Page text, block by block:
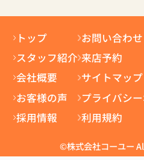
トップ
スタッフ紹介
会社概要
お客様の声
採用情報
お問い合わせ
来店予約
サイトマップ
プライバシ
利用規約
©株式会社コーユー